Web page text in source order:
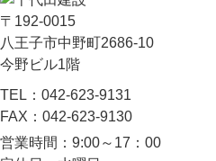
〒192-0015
八王子市中野町2686-10
今野ビル1階
TEL： 042-623-9131
FAX： 042-623-9130
営業時間： 9:00～17：00